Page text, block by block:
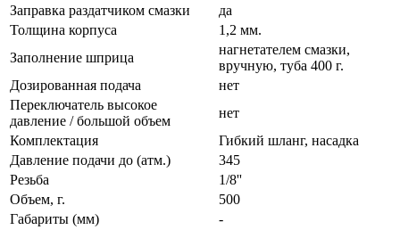
Заправка раздатчиком смазки
да
Толщина корпуса
1,2 мм.
Заполнение шприца
нагнетателем смазки,
вручную, туба 400 г.
Дозированная подача
нет
Переключатель высокое
давление / большой объем
нет
Комплектация
Гибкий шланг, насадка
Давление подачи до (атм.)
345
Резьба
1/8''
Объем, г.
500
Габариты (мм)
-